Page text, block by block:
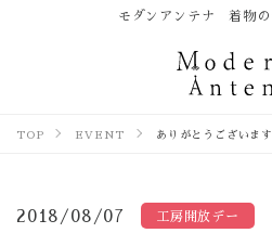
モダンアンテナ 着物の
TOP EVENT ありがとうございま
2018/08/07 工房開放デー